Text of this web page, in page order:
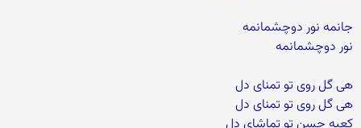
جانمه نور دوچشمانمه
نور دوچشمانمه
هی گل روی تو تمنای دل
هی گل روی تو تمنای دل